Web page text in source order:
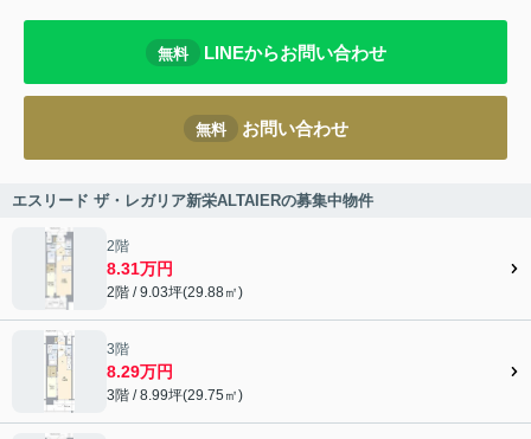
無料 LINEからお問い合わせ
無料 お問い合わせ
エスリード ザ・レガリア新栄ALTAIERの募集中物件
2階
8.31万円
2階 / 9.03坪(29.88㎡)
3階
8.29万円
3階 / 8.99坪(29.75㎡)